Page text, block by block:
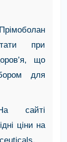
при
що
для
сайті
ціни на